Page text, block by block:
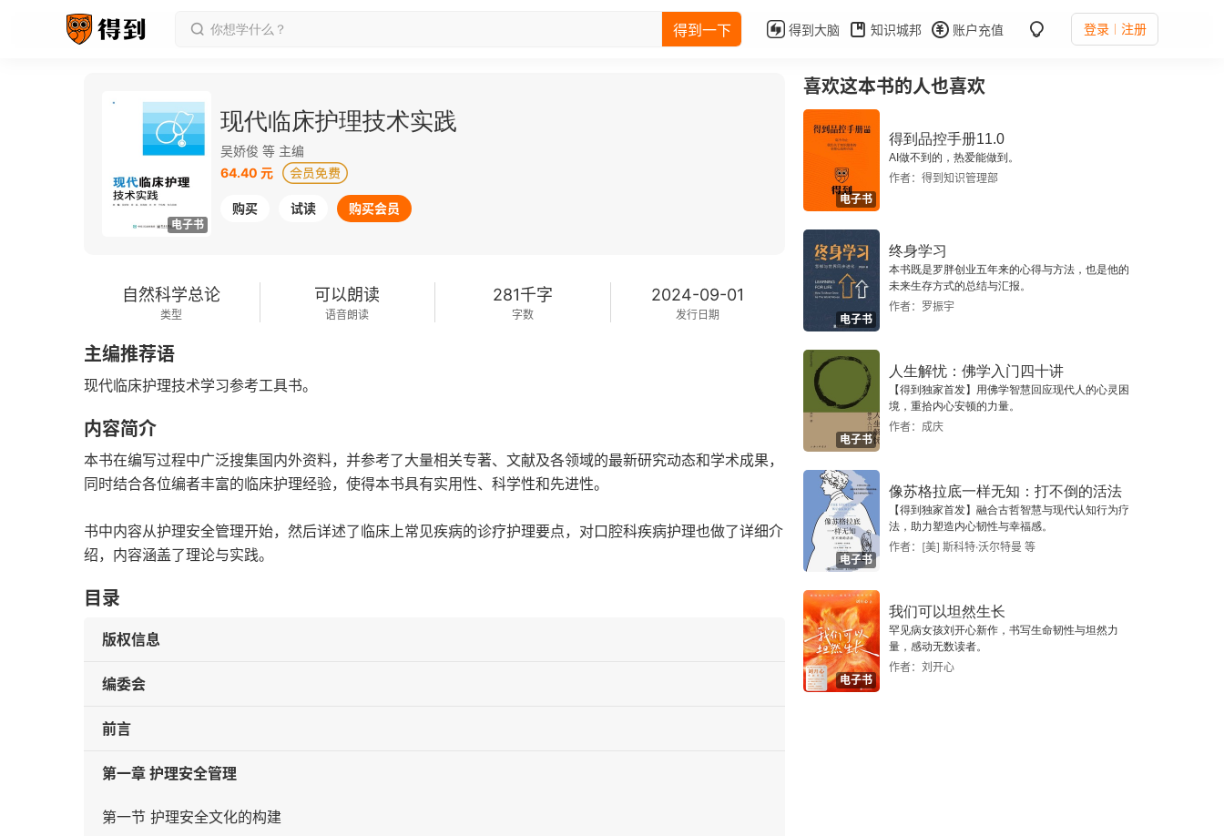
得到一下 得到大脑 知识城邦 账户充值 登录 注册
电子书
现代临床护理技术实践
吴娇俊 等 主编
64.40 元
购买 试读 购买会员
自然科学总论
类型
可以朗读
语音朗读
281千字
字数
2024-09-01
发行日期
主编推荐语
现代临床护理技术学习参考工具书。
内容简介
本书在编写过程中广泛搜集国内外资料，并参考了大量相关专著、文献及各领域的最新研究动态和学术成果，
同时结合各位编者丰富的临床护理经验，使得本书具有实用性、科学性和先进性。
书中内容从护理安全管理开始，然后详述了临床上常见疾病的诊疗护理要点，对口腔科疾病护理也做了详细介
绍，内容涵盖了理论与实践。
目录
版权信息
编委会
前言
第一章 护理安全管理
第一节 护理安全文化的构建
喜欢这本书的人也喜欢
电子书
得到品控手册11.0
AI做不到的，热爱能做到。
作者：得到知识管理部
电子书
终身学习
本书既是罗胖创业五年来的心得与方法，也是他的
未来生存方式的总结与汇报。
作者：罗振宇
电子书
人生解忧：佛学入门四十讲
【得到独家首发】用佛学智慧回应现代人的心灵困
境，重拾内心安顿的力量。
作者：成庆
电子书
像苏格拉底一样无知：打不倒的活法
【得到独家首发】融合古哲智慧与现代认知行为疗
法，助力塑造内心韧性与幸福感。
作者：[美] 斯科特·沃尔特曼 等
电子书
我们可以坦然生长
罕见病女孩刘开心新作，书写生命韧性与坦然力
量，感动无数读者。
作者：刘开心